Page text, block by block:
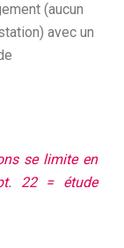
(aucun
avec un
se limite en
22 = étude